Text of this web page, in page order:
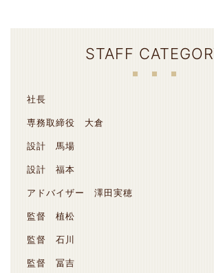
STAFF
社長
専務取締役 大倉
設計 馬場
設計 福本
アドバイザー 澤田実穂
監督 植松
監督 石川
監督 冨吉